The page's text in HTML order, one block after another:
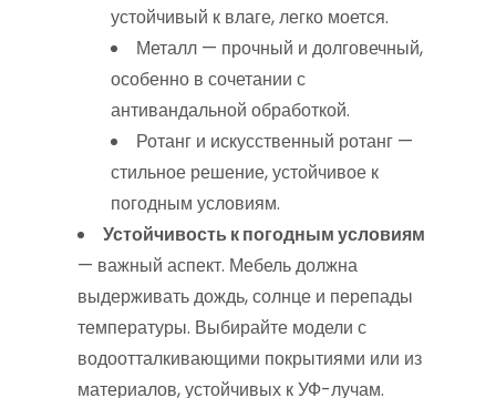
устойчивый к влаге, легко моется.
Металл — прочный и долговечный,
особенно в сочетании с
антивандальной обработкой.
Ротанг и искусственный ротанг —
стильное решение, устойчивое к
погодным условиям.
Устойчивость к погодным условиям
— важный аспект. Мебель должна
выдерживать дождь, солнце и перепады
температуры. Выбирайте модели с
водоотталкивающими покрытиями или из
материалов, устойчивых к УФ-лучам.